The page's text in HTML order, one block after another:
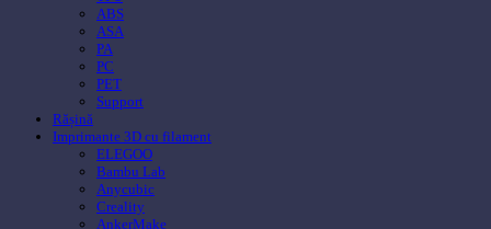
ABS
ASA
PA
PC
PET
Support
Rășină
Imprimante 3D cu filament
ELEGOO
Bambu Lab
Anycubic
Creality
AnkerMake